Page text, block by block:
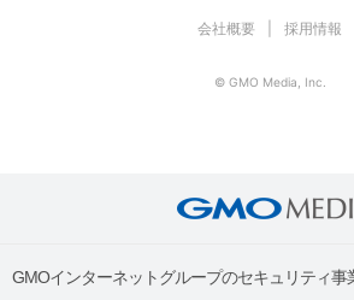
会社概要 採用情報
© GMO Media, Inc.
GMOインターネットグループのセキュリティ事